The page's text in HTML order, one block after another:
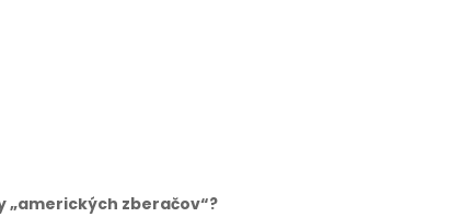
„amerických zberačov“?